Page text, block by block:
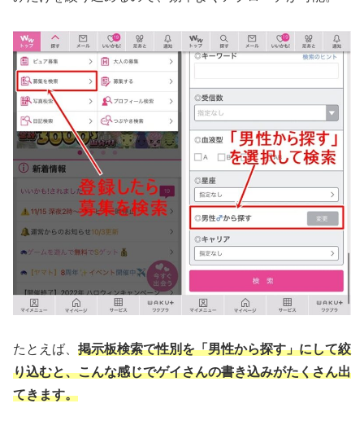
たとえば、 掲示板検索で性別を「男性から探す」にして絞
り込むと、こんな感じでゲイさんの書き込みがたくさん出
てきます。